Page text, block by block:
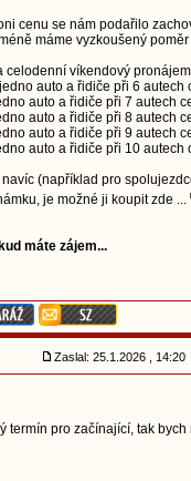
cenu se nám podařilo
máme vyzkoušený
celodenní víkendový
auto a řidiče při 6 autech
auto a řidiče při 7 autech
auto a řidiče při 8 autech
auto a řidiče při 9 autech
auto a řidiče při 10 autech
(například pro
je možné ji koupit zde ...
máte zájem...
Zaslal: 25.1.2026 , 14:20
termín pro začínající, tak